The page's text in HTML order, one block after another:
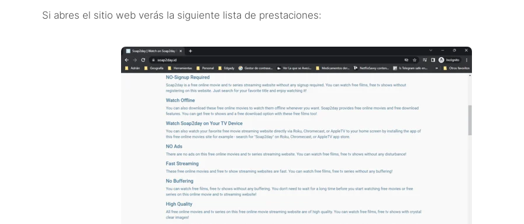
Si abres el sitio web verás la siguiente lista de prestaciones: